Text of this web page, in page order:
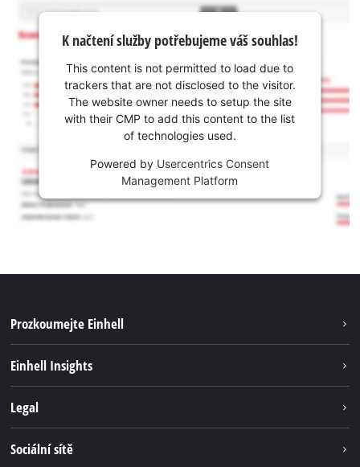
K načtení služby potřebujeme váš souhlas!
This content is not permitted to load due to
trackers that are not disclosed to the visitor.
The website owner needs to setup the site
with their CMP to add this content to the list
of technologies used.
Powered by Usercentrics Consent
Management Platform
Prozkoumejte Einhell
Systém akumulátorů
Einhell Insights
Legal
Sociální sítě